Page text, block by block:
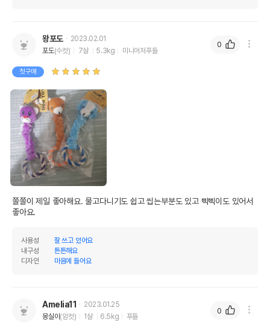
왕포도
2023.02.01
포도(수컷) 7살 5.3kg 미니어처푸들
첫구매
쫄쫄이 제일 좋아해요. 물고다니기도 쉽고 씹는부분도 있고 삑삑이도 있어서
좋아요.
사용성
잘 쓰고 있어요
내구성
튼튼해요
디자인
마음에 들어요
0
Amelia11
2023.01.25
몽실이 (암컷) 1살 6.5kg 푸들
0